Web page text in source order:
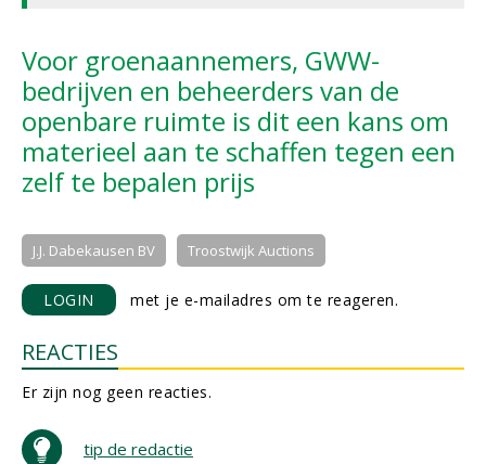
Voor groenaannemers, GWW-
bedrijven en beheerders van de
openbare ruimte is dit een kans om
materieel aan te schaffen tegen een
zelf te bepalen prijs
J.J. Dabekausen BV Troostwijk Auctions
LOGIN met je e-mailadres om te reageren.
REACTIES
Er zijn nog geen reacties.
tip de redactie